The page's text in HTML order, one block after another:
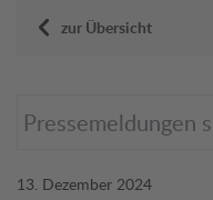
zur Übersicht
13. Dezember 2024